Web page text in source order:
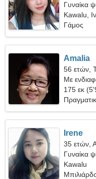
Γυναίκα
Kawalu,
Γάμος
Amalia
56 ετών,
Με
175 εκ
Irene
35 ετών,
Γυναίκα
Kawalu